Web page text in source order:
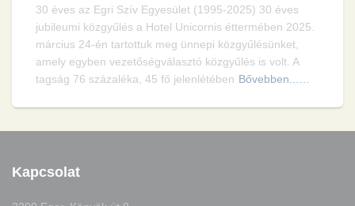
30 éves az Egri Szív Egyesület (1995-2025) 30 éves
jubileumi közgyűlés a Hotel Unicornis éttermében 2025.
március 24-én tartottuk meg ünnepi közgyűlésünket,
amely egyben vezetőségválasztó közgyűlés is volt. A
tagság 76 százaléka, 45 fő jelenlétében Bővebben...…
Kapcsolat